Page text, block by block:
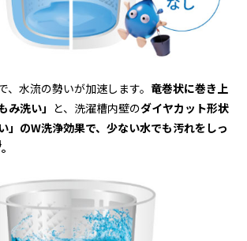
、水流の勢いが加速します。 竜巻状に巻き上
み洗い」 と、洗濯槽内壁のダイヤカット形状
」のW洗浄効果で、少ない水でも汚れをしっ
。